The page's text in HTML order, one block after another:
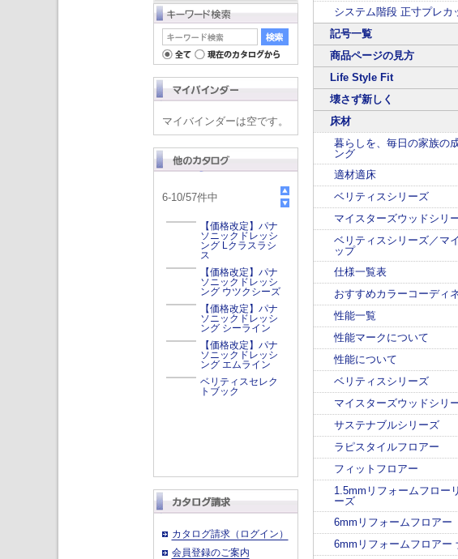
システム階段 正寸プレカ
記号一覧
商品ページの見方
Life Style Fit
壊さず新しく
床材
暮らしを、毎日の家族の
ング
適材適床
ベリティスシリーズ
マイスターズウッドシリ
ベリティスシリーズ／マ
ップ
仕様一覧表
おすすめカラーコーディ
性能一覧
性能マークについて
性能について
ベリティスシリーズ
マイスターズウッドシリ
サステナブルシリーズ
ラピスタイルフロアー
フィットフロアー
1.5mmリフォームフロー
ーズ
6mmリフォームフロアー
6mmリフォームフロアー
マイバインダーは空です。
6-10/57件中
【価格改定】パナ
ソニックドレッシ
ング Lクラスラシ
ス
【価格改定】パナ
ソニックドレッシ
ング ウツクシーズ
【価格改定】パナ
ソニックドレッシ
ング シーライン
【価格改定】パナ
ソニックドレッシ
ング エムライン
ベリティスセレク
トブック
カタログ請求（ログイン）
会員登録のご案内